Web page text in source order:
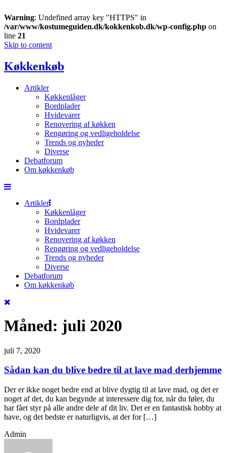
Warning: Undefined array key "HTTPS" in
/var/www/kostumeguiden.dk/kokkenkob.dk/wp-config.php on
line 21
Skip to content
Køkkenkøb
Artikler
Køkkenlåger
Bordplader
Hvidevarer
Renovering af køkken
Rengøring og vedligeholdelse
Trends og nyheder
Diverse
Debatforum
Om køkkenkøb
Artikler
Køkkenlåger
Bordplader
Hvidevarer
Renovering af køkken
Rengøring og vedligeholdelse
Trends og nyheder
Diverse
Debatforum
Om køkkenkøb
Måned: juli 2020
juli 7, 2020
Sådan kan du blive bedre til at lave mad derhjemme
Der er ikke noget bedre end at blive dygtig til at lave mad, og det er
noget af det, du kan begynde at interessere dig for, når du føler, du
har fået styr på alle andre dele af dit liv. Det er en fantastisk hobby at
have, og det bedste er naturligvis, at der for […]
Admin